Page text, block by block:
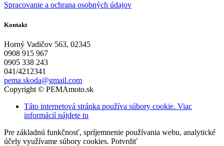
Spracovanie a ochrana osobných údajov
Kontakt
Horný Vadičov 563, 02345
0908 915 967
0905 338 243
041/4212341
pema.skoda@gmail.com
Copyright © PEMAmoto.sk
Táto internetová stránka používa súbory cookie. Viac
informácií nájdete tu
Pre základnú funkčnosť, spríjemnenie používania webu, analytické
účely využívame súbory cookies. Potvrdiť